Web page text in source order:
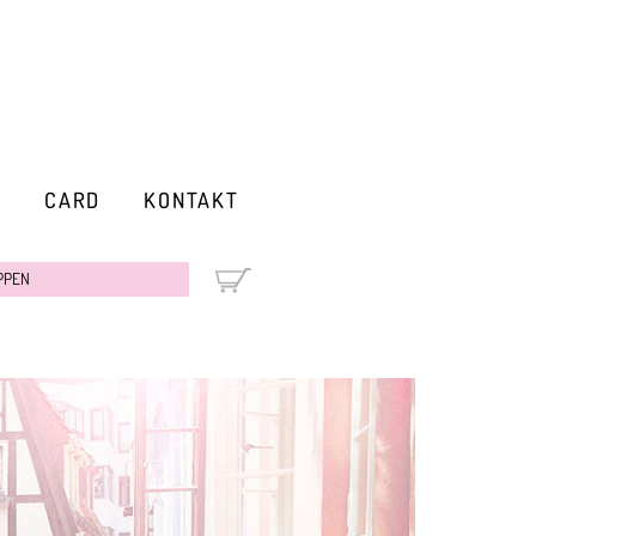
CARD KONTAKT